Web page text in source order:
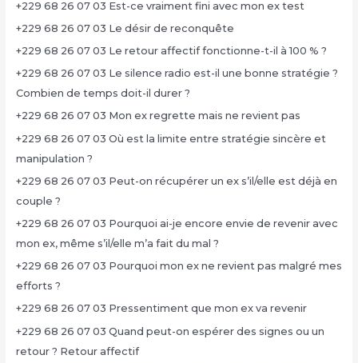
+229 68 26 07 03 Est-ce vraiment fini avec mon ex test
+229 68 26 07 03 Le désir de reconquête
+229 68 26 07 03 Le retour affectif fonctionne-t-il à 100 % ?
+229 68 26 07 03 Le silence radio est-il une bonne stratégie ?
Combien de temps doit-il durer ?
+229 68 26 07 03 Mon ex regrette mais ne revient pas
+229 68 26 07 03 Où est la limite entre stratégie sincère et
manipulation ?
+229 68 26 07 03 Peut-on récupérer un ex s’il/elle est déjà en
couple ?
+229 68 26 07 03 Pourquoi ai-je encore envie de revenir avec
mon ex, même s’il/elle m’a fait du mal ?
+229 68 26 07 03 Pourquoi mon ex ne revient pas malgré mes
efforts ?
+229 68 26 07 03 Pressentiment que mon ex va revenir
+229 68 26 07 03 Quand peut-on espérer des signes ou un
retour ? Retour affectif